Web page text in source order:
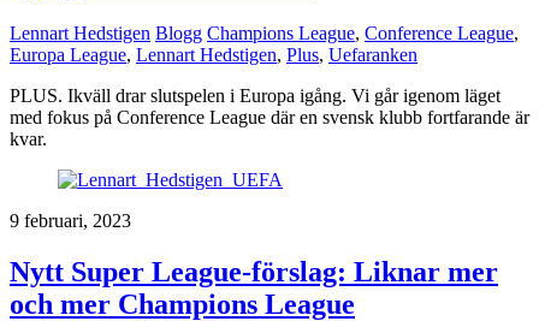
Lennart Hedstigen Blogg Champions League, Conference League,
Europa League, Lennart Hedstigen, Plus, Uefaranken
PLUS. Ikväll drar slutspelen i Europa igång. Vi går igenom läget
med fokus på Conference League där en svensk klubb fortfarande är
kvar.
9 februari, 2023
Nytt Super League-förslag: Liknar mer
och mer Champions League